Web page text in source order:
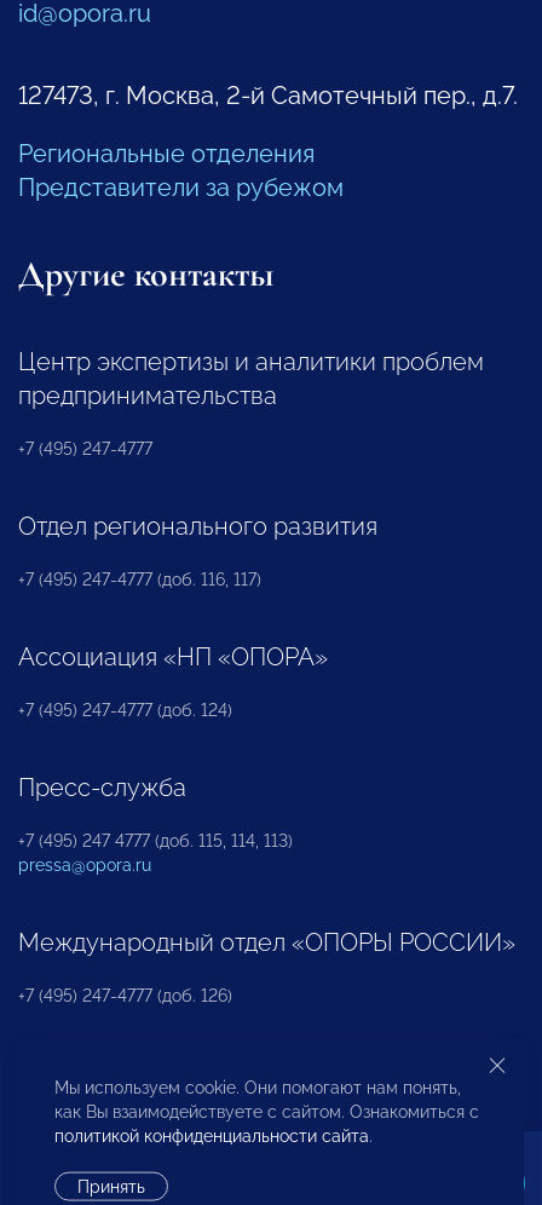
id@opora.ru
127473, г. Москва, 2-й Самотечный пер., д.7.
Региональные отделения
Представители за рубежом
Другие контакты
Центр экспертизы и аналитики проблем
предпринимательства
+7 (495) 247-4777
Отдел регионального развития
+7 (495) 247-4777 (доб. 116, 117)
Ассоциация «НП «ОПОРА»
+7 (495) 247-4777 (доб. 124)
Пресс-служба
+7 (495) 247 4777 (доб. 115, 114, 113)
pressa@opora.ru
Международный отдел «ОПОРЫ РОССИИ»
+7 (495) 247-4777 (доб. 126)
Бюро по защите прав предпринимателей и
инвесторов
Мы используем cookie. Они помогают нам понять,
как Вы взаимодействуете с сайтом. Ознакомиться с
политикой конфиденциальности сайта.
Принять